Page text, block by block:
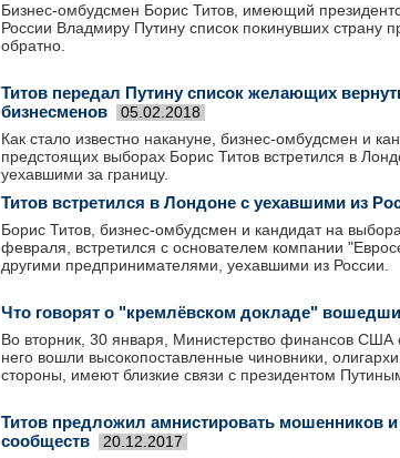
Бизнес-омбудсмен Борис Титов, имеющий
России Владмиру Путину список покинувших страну
обратно.
Титов передал Путину список желающих
бизнесменов
05.02.2018
Как стало известно накануне, бизнес-омбудсмен и
предстоящих выборах Борис Титов встретился в
уехавшими за границу.
Титов встретился в Лондоне с уехавшими из
Борис Титов, бизнес-омбудсмен и кандидат на
февраля, встретился с основателем компании
другими предпринимателями, уехавшими из России.
Что говорят о "кремлёвском докладе"
Во вторник, 30 января, Министерство финансов США
него вошли высокопоставленные чиновники,
стороны, имеют близкие связи с президентом
Титов предложил амнистировать мошенников и
сообществ
20.12.2017